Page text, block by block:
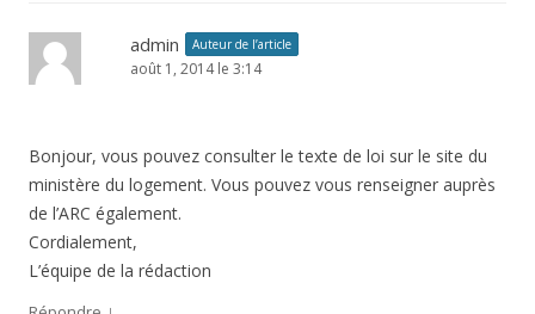
admin Auteur de l’article
août 1, 2014 le 3:14
Bonjour, vous pouvez consulter le texte de loi sur le site du
ministère du logement. Vous pouvez vous renseigner auprès
de l’ARC également.
Cordialement,
L’équipe de la rédaction